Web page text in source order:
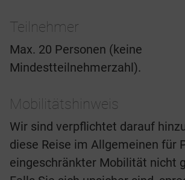
Teilnehmer
Max. 20 Personen (keine
Mindestteilnehmerzahl).
Mobilitätshinweis
Wir sind verpflichtet darauf
diese Reise im Allgemeinen für
eingeschränkter Mobilität nicht